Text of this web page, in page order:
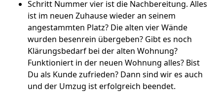
Schritt Nummer vier ist die Nachbereitung. Alles
ist im neuen Zuhause wieder an seinem
angestammten Platz? Die alten vier Wände
wurden besenrein übergeben? Gibt es noch
Klärungsbedarf bei der alten Wohnung?
Funktioniert in der neuen Wohnung alles? Bist
Du als Kunde zufrieden? Dann sind wir es auch
und der Umzug ist erfolgreich beendet.